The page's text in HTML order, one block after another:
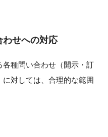
わせへの対応
種問い合わせ（開示・訂
対しては、合理的な範囲